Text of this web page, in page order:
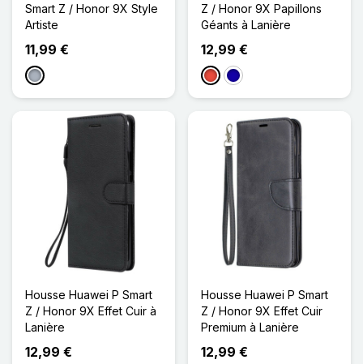
Smart Z / Honor 9X Style
Artiste
11,99 €
Gris
Z / Honor 9X Papillons
Géants à Lanière
12,99 €
RougeBleu Foncé
Housse Huawei P Smart
Z / Honor 9X Effet Cuir à
Lanière
12,99 €
Housse Huawei P Smart
Z / Honor 9X Effet Cuir
Premium à Lanière
12,99 €